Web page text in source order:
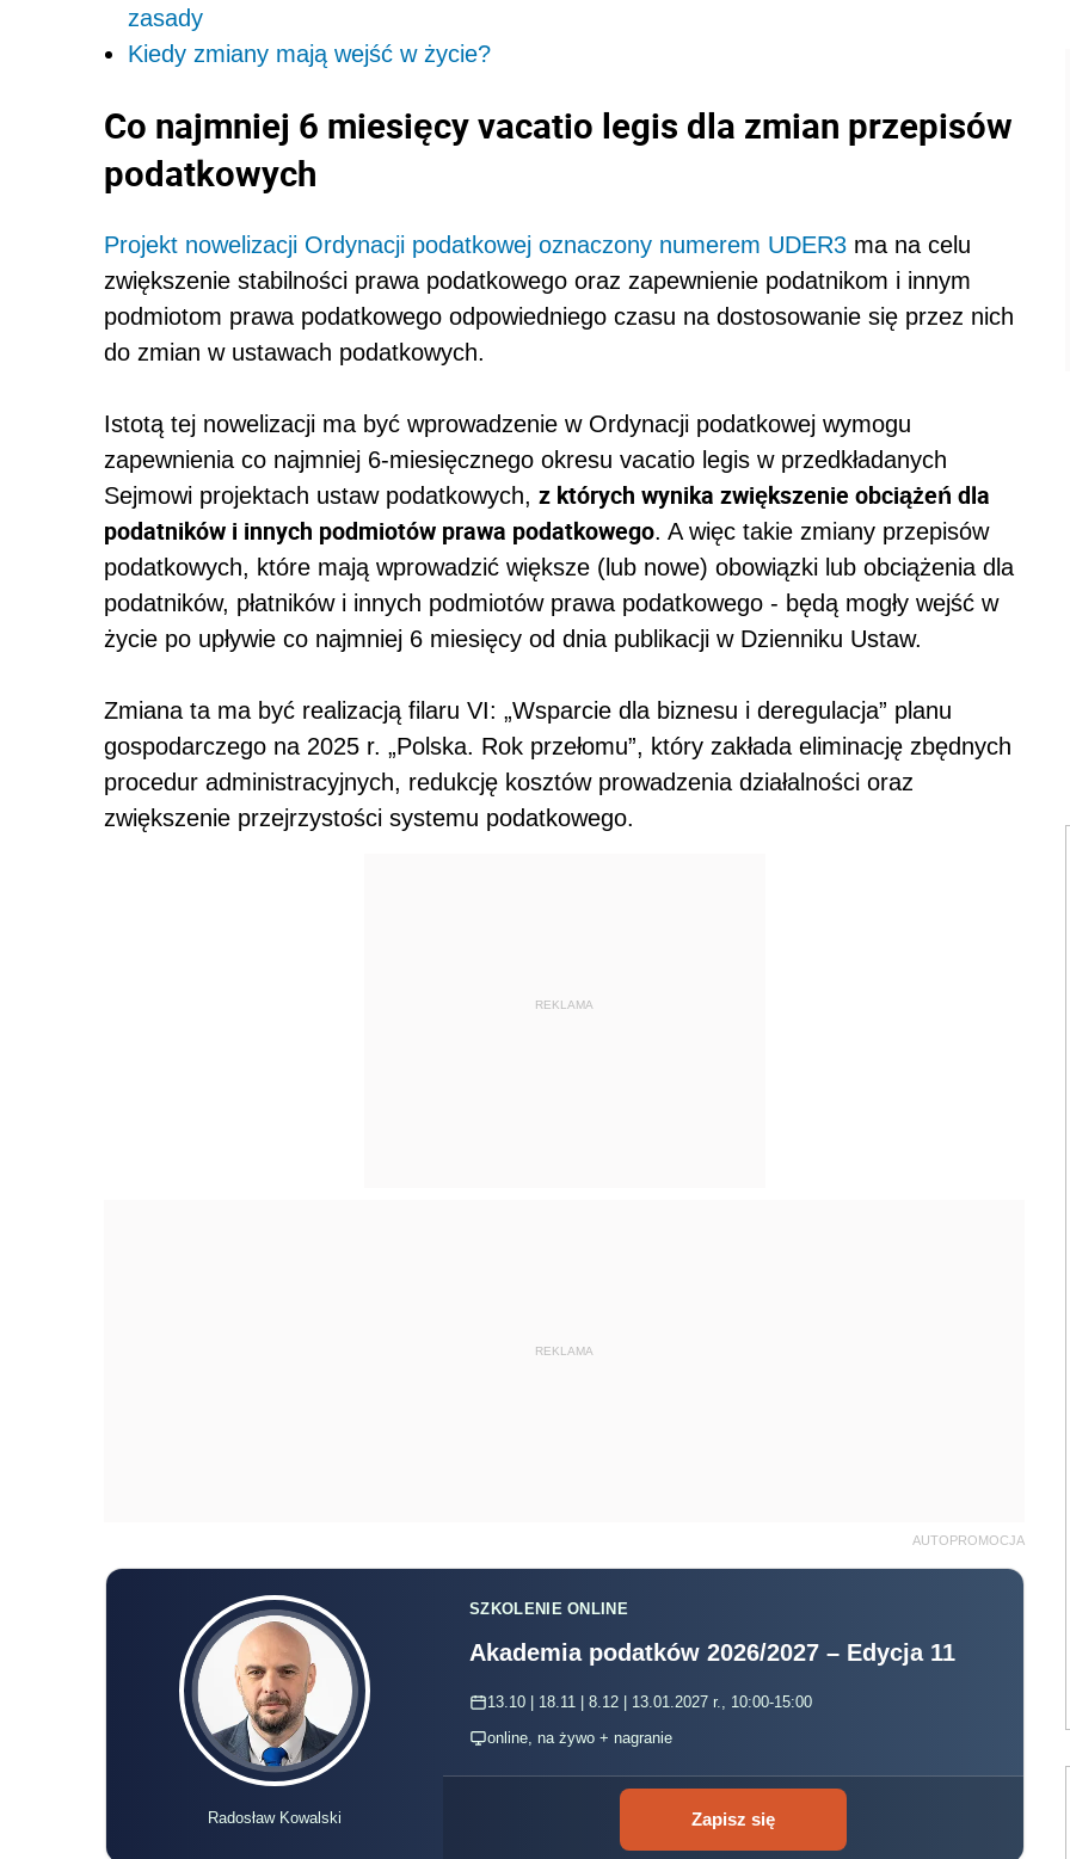
zasady
Kiedy zmiany mają wejść w życie?
Co najmniej 6 miesięcy vacatio legis dla zmian przepisów
podatkowych
Projekt nowelizacji Ordynacji podatkowej oznaczony numerem UDER3 ma na celu
zwiększenie stabilności prawa podatkowego oraz zapewnienie podatnikom i innym
podmiotom prawa podatkowego odpowiedniego czasu na dostosowanie się przez nich
do zmian w ustawach podatkowych.
Istotą tej nowelizacji ma być wprowadzenie w Ordynacji podatkowej wymogu
zapewnienia co najmniej 6-miesięcznego okresu vacatio legis w przedkładanych
Sejmowi projektach ustaw podatkowych, z których wynika zwiększenie obciążeń dla
podatników i innych podmiotów prawa podatkowego. A więc takie zmiany przepisów
podatkowych, które mają wprowadzić większe (lub nowe) obowiązki lub obciążenia dla
podatników, płatników i innych podmiotów prawa podatkowego - będą mogły wejść w
życie po upływie co najmniej 6 miesięcy od dnia publikacji w Dzienniku Ustaw.
Zmiana ta ma być realizacją filaru VI: „Wsparcie dla biznesu i deregulacja” planu
gospodarczego na 2025 r. „Polska. Rok przełomu”, który zakłada eliminację zbędnych
procedur administracyjnych, redukcję kosztów prowadzenia działalności oraz
zwiększenie przejrzystości systemu podatkowego.
REKLAMA
REKLAMA
AUTOPROMOCJA
Radosław Kowalski
SZKOLENIE ONLINE
Akademia podatków 2026/2027 – Edycja 11
13.10 | 18.11 | 8.12 | 13.01.2027 r., 10:00-15:00
online, na żywo + nagranie
Zapisz się